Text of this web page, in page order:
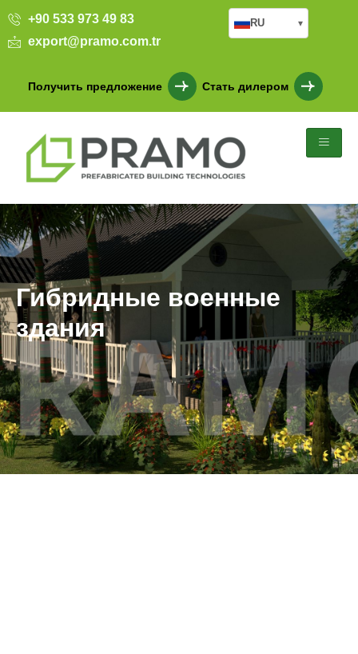
+90 533 973 49 83
export@pramo.com.tr
Получить предложение Стать дилером
RU ▾
Гибридные военные
здания